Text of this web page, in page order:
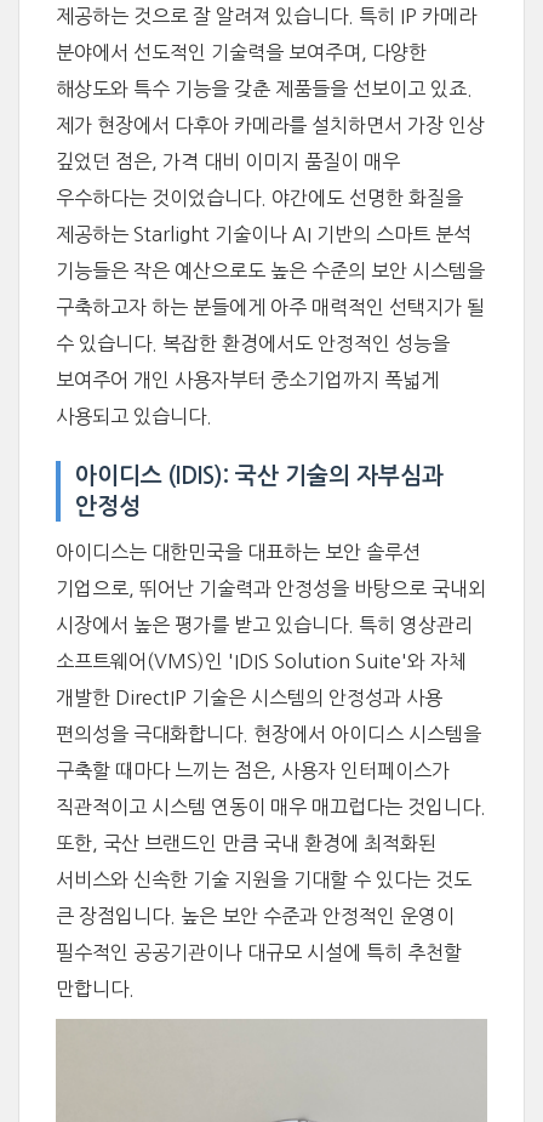
제공하는 것으로 잘 알려져 있습니다. 특히 IP 카메라
분야에서 선도적인 기술력을 보여주며, 다양한
해상도와 특수 기능을 갖춘 제품들을 선보이고 있죠.
제가 현장에서 다후아 카메라를 설치하면서 가장 인상
깊었던 점은, 가격 대비 이미지 품질이 매우
우수하다는 것이었습니다. 야간에도 선명한 화질을
제공하는 Starlight 기술이나 AI 기반의 스마트 분석
기능들은 작은 예산으로도 높은 수준의 보안 시스템을
구축하고자 하는 분들에게 아주 매력적인 선택지가 될
수 있습니다. 복잡한 환경에서도 안정적인 성능을
보여주어 개인 사용자부터 중소기업까지 폭넓게
사용되고 있습니다.
아이디스 (IDIS): 국산 기술의 자부심과
안정성
아이디스는 대한민국을 대표하는 보안 솔루션
기업으로, 뛰어난 기술력과 안정성을 바탕으로 국내외
시장에서 높은 평가를 받고 있습니다. 특히 영상관리
소프트웨어(VMS)인 'IDIS Solution Suite'와 자체
개발한 DirectIP 기술은 시스템의 안정성과 사용
편의성을 극대화합니다. 현장에서 아이디스 시스템을
구축할 때마다 느끼는 점은, 사용자 인터페이스가
직관적이고 시스템 연동이 매우 매끄럽다는 것입니다.
또한, 국산 브랜드인 만큼 국내 환경에 최적화된
서비스와 신속한 기술 지원을 기대할 수 있다는 것도
큰 장점입니다. 높은 보안 수준과 안정적인 운영이
필수적인 공공기관이나 대규모 시설에 특히 추천할
만합니다.